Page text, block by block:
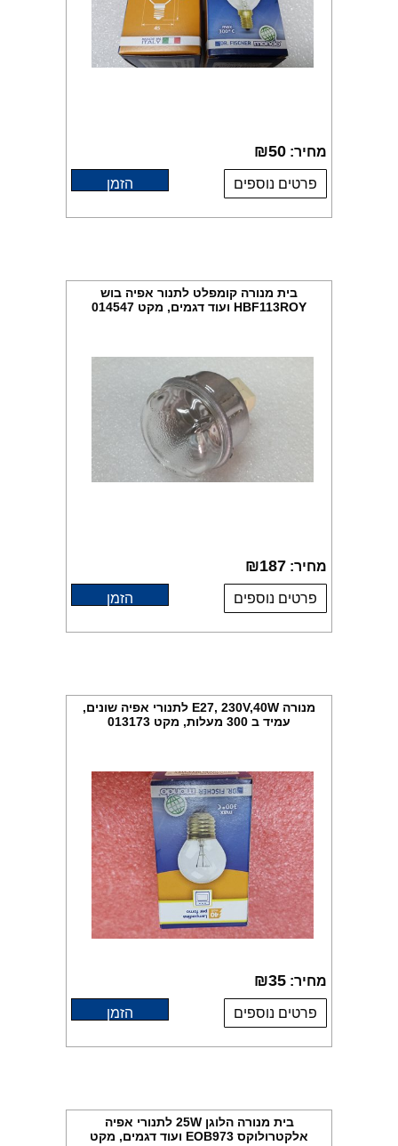
מחיר: ₪50
פרטים נוספים הזמן
בית מנורה קומפלט לתנור אפיה בוש
HBF113ROY ועוד דגמים, מקט 014547
מחיר: ₪187
פרטים נוספים הזמן
מנורה E27, 230V,40W לתנורי אפיה שונים,
עמיד ב 300 מעלות, מקט 013173
מחיר: ₪35
פרטים נוספים הזמן
בית מנורה הלוגן 25W לתנורי אפיה
אלקטרולוקס EOB973 ועוד דגמים, מקט